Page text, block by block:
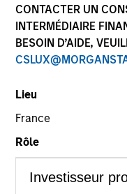
CONTACTER UN
INTERMÉDIAIRE
BESOIN D’AIDE,
Lieu
France
Rôle
Years